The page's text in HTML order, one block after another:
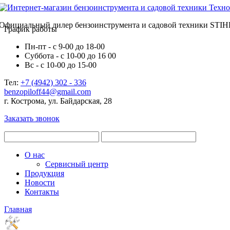
дилер бензоинструмента и садовой техники
График работы
Пн-пт - с 9-00 до 18-00
Суббота - с 10-00 до 16 00
Вс - с 10-00 до 15-00
Тел: +7 (4942) 302 - 336
benzopiloff44@gmail.com
г. Кострома, ул. Байдарская, 28
Заказать звонок
О нас
Сервисный центр
Продукция
Новости
Контакты
Главная